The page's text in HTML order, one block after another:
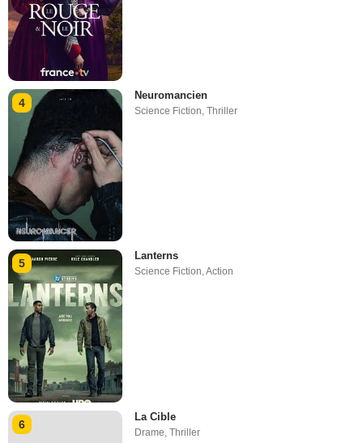
4
Neuromancien
Science Fiction,Thriller
5
Lanterns
Science Fiction,Action
6
La Cible
Drame ,Thriller